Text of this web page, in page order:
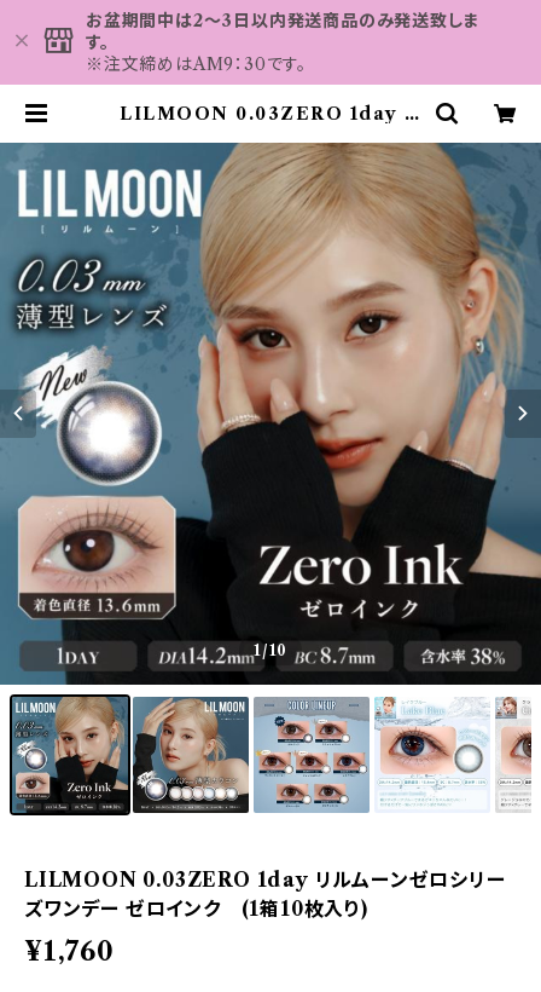
お盆期間中は2～3日以内発送商品のみ発送致しま
す。
※注文締めはAM9：30です。
LILMOON 0.03ZERO 1day リ
インク (1箱10枚入り) | カラコン
MAHALO
1/10
LILMOON 0.03ZERO 1day リルムーンゼロシリー
ズワンデー ゼロインク (1箱10枚入り)
¥1,760